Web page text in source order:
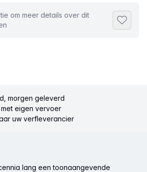
om meer details over dit
morgen geleverd
eigen vervoer
uw verfleverancier
lang een toonaangevende